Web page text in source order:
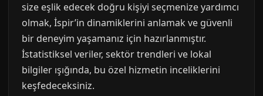
size eşlik edecek doğru kişiyi seçmenize yardımcı
olmak, İspir’in dinamiklerini anlamak ve güvenli
bir deneyim yaşamanız için hazırlanmıştır.
İstatistiksel veriler, sektör trendleri ve lokal
bilgiler ışığında, bu özel hizmetin inceliklerini
keşfedeceksiniz.